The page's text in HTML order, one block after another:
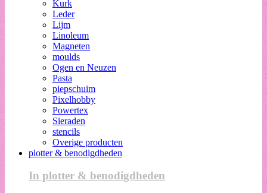
Kurk
Leder
Lijm
Linoleum
Magneten
moulds
Ogen en Neuzen
Pasta
piepschuim
Pixelhobby
Powertex
Sieraden
stencils
Overige producten
plotter & benodigdheden
In plotter & benodigdheden